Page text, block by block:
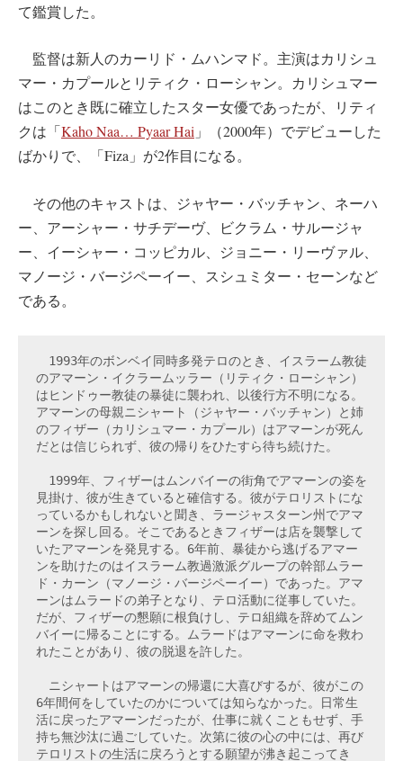
て鑑賞した。
監督は新人のカーリド・ムハンマド。主演はカリシュ
マー・カプールとリティク・ローシャン。カリシュマー
はこのとき既に確立したスター女優であったが、リティ
クは「Kaho Naa… Pyaar Hai 」（2000年）でデビューした
ばかりで、「Fiza」が2作目になる。
その他のキャストは、ジャヤー・バッチャン、ネーハ
ー、アーシャー・サチデーヴ、ビクラム・サルージャ
ー、イーシャー・コッピカル、ジョニー・リーヴァル、
マノージ・バージペーイー、スシュミター・セーンなど
である。
1993年のボンベイ同時多発テロのとき、イスラーム教徒
のアマーン・イクラームッラー（リティク・ローシャン）
はヒンドゥー教徒の暴徒に襲われ、以後行方不明になる。
アマーンの母親ニシャート（ジャヤー・バッチャン）と姉
のフィザー（カリシュマー・カプール）はアマーンが死ん
だとは信じられず、彼の帰りをひたすら待ち続けた。
1999年、フィザーはムンバイーの街角でアマーンの姿を
見掛け、彼が生きていると確信する。彼がテロリストにな
っているかもしれないと聞き、ラージャスターン州でアマ
ーンを探し回る。そこであるときフィザーは店を襲撃して
いたアマーンを発見する。6年前、暴徒から逃げるアマー
ンを助けたのはイスラーム教過激派グループの幹部ムラー
ド・カーン（マノージ・バージペーイー）であった。アマ
ーンはムラードの弟子となり、テロ活動に従事していた。
だが、フィザーの懇願に根負けし、テロ組織を辞めてムン
バイーに帰ることにする。ムラードはアマーンに命を救わ
れたことがあり、彼の脱退を許した。
ニシャートはアマーンの帰還に大喜びするが、彼がこの
6年間何をしていたのかについては知らなかった。日常生
活に戻ったアマーンだったが、仕事に就くこともせず、手
持ち無沙汰に過ごしていた。次第に彼の心の中には、再び
テロリストの生活に戻ろうとする願望が沸き起こってき